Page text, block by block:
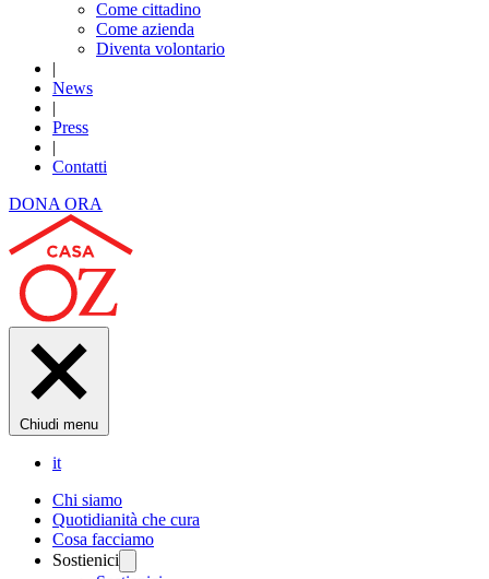
Come cittadino
Come azienda
Diventa volontario
|
News
|
Press
|
Contatti
DONA ORA
Chiudi menu
it
Chi siamo
Quotidianità che cura
Cosa facciamo
Sostienici